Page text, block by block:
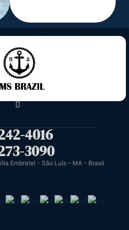
4016
3090
Embratel - São Luís – MA - Brasil